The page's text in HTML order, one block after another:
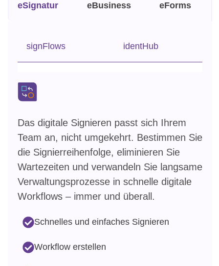
eSignatur eBusiness eForms
signFlows identHub
Das digitale Signieren passt sich Ihrem
Team an, nicht umgekehrt. Bestimmen Sie
die Signierreihenfolge, eliminieren Sie
Wartezeiten und verwandeln Sie langsame
Verwaltungsprozesse in schnelle digitale
Workflows – immer und überall.
Schnelles und einfaches Signieren
Workflow erstellen